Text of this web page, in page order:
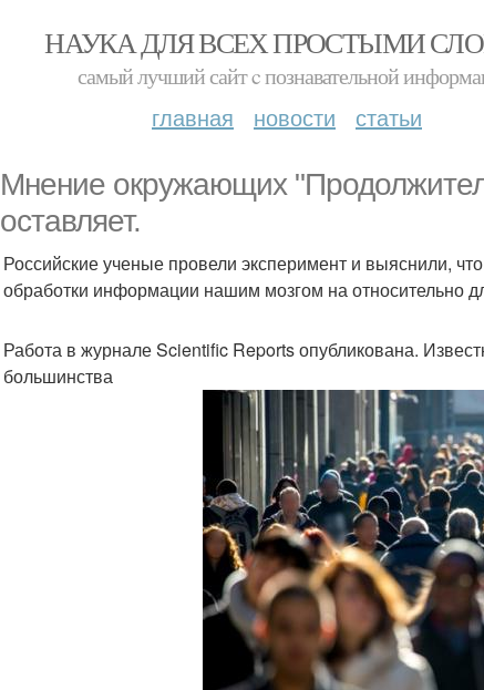
НАУКА ДЛЯ ВСЕХ ПРОСТЫМИ
самый лучший сайт c познавательной
главная новости статьи
Мнение окружающих
оставляет.
Российские ученые провели эксперимент и выяснили,
обработки информации нашим мозгом на относительно
Работа в журнале Scientific Reports опубликована.
большинства